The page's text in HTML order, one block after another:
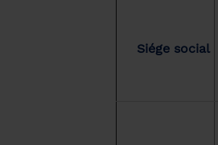
Siége social